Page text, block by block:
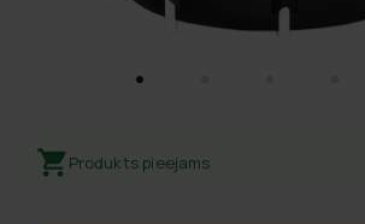
Produkts pieejams